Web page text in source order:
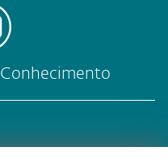
Conhecimento